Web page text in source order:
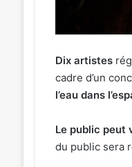
Dix artistes
cadre d’un
l’eau dans
Le public peut
du public sera